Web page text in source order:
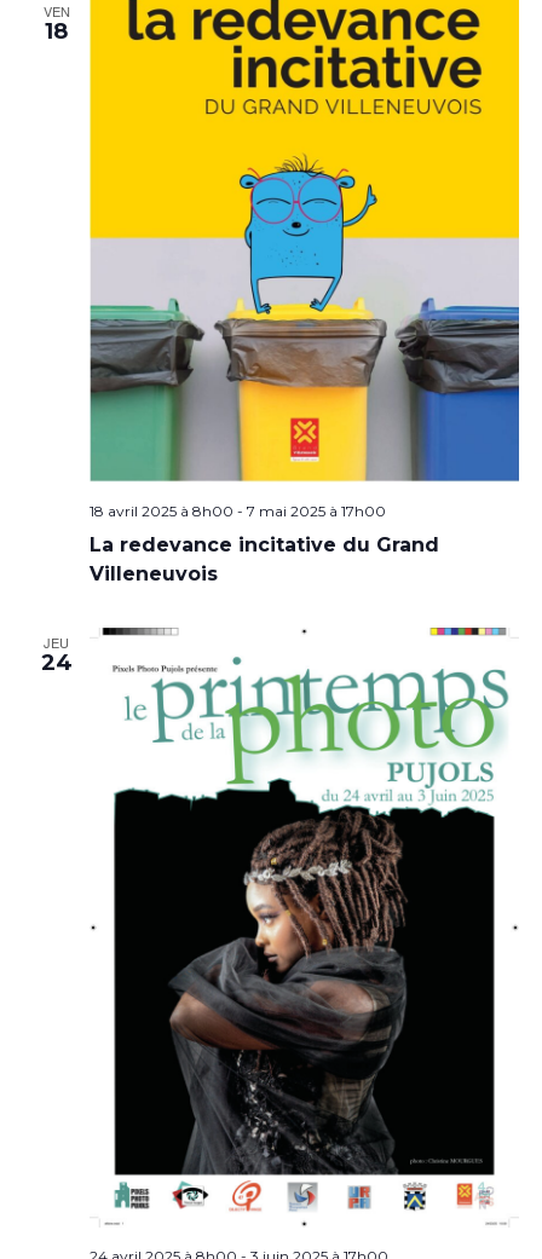
VEN
18
18 avril 2025 à 8h00 - 7 mai 2025 à 17h00
La redevance incitative du Grand
Villeneuvois
JEU
24
24 avril 2025 à 8h00 - 3 juin 2025 à 17h00